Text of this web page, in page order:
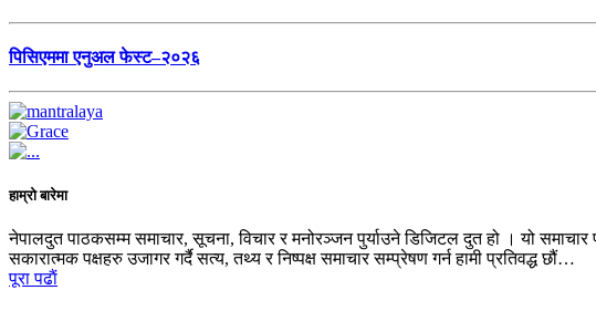
पिसिएममा एनुअल फेस्ट–२०२६
हाम्रो बारेमा
नेपालदुत पाठकसम्म समाचार, सूचना, विचार र मनोरञ्जन पुर्याउने डिजिटल दुत हो । यो समाचार
सकारात्मक पक्षहरु उजागर गर्दै सत्य, तथ्य र निष्पक्ष समाचार सम्प्रेषण गर्न हामी प्रतिवद्ध छौं…
पूरा पढाैं